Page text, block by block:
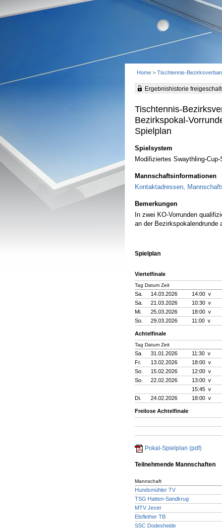
Home > Tischtennis-
Ergebnishistorie
Tischtennis-
Bezirkspokal-
Spielplan
Spielsystem
Modifiziertes Swaythling-
Mannschaftsinformationen
Kontaktadressen,
Bemerkungen
In zwei KO-Vorrunden
an der Bezirkspokalendrunde
Spielplan
Viertelfinale
Tag Datum Zeit
Sa. 14.03.2026
14:00 v
Sa.
21.03.2026
10:30 v
Mi.
25.03.2026
18:00 v
So.
29.03.2026 11:00 v
Achtelfinale
Tag Datum Zeit
Sa. 31.01.2026
11:30 v
Fr.
13.02.2026
18:00 v
So.
15.02.2026
12:00 v
So.
22.02.2026
13:00 v
15:45 v
Di.
24.02.2026 18:00 v
Freilose Achtelfinale
Pokal-Spielplan (pdf)
Teilnehmende Mannschaften
Mannschaft
Hundsmühler TV
TSG Hatten-Sandkrug
MTV Jever
Elsflether TB
SSC Dodesheide